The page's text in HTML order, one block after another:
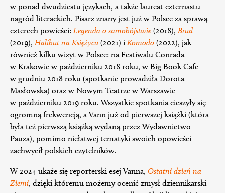
w ponad dwudziestu językach, a także laureat czternastu
nagród literackich. Pisarz znany jest już w Polsce za sprawą
czterech powieści: Legenda o samobójstwie (2018), Brud
(2019), Halibut na Księżycu (2021) iKomodo (2022), jak
również kilku wizyt w Polsce: na Festiwalu Conrada
w Krakowie w październiku 2018 roku, w Big Book Cafe
w grudniu 2018 roku (spotkanie prowadziła Dorota
Masłowska) oraz w Nowym Teatrze w Warszawie
w październiku 2019 roku. Wszystkie spotkania cieszyły się
ogromną frekwencją, a Vann już od pierwszej książki (która
była też pierwszą książką wydaną przez Wydawnictwo
Pauza), pomimo niełatwej tematyki swoich opowieści
zachwycił polskich czytelników.
W 2024 ukaże się reporterski esej Vanna, Ostatni dzień na
Ziemi, dzięki któremu możemy ocenić zmysł dziennikarski